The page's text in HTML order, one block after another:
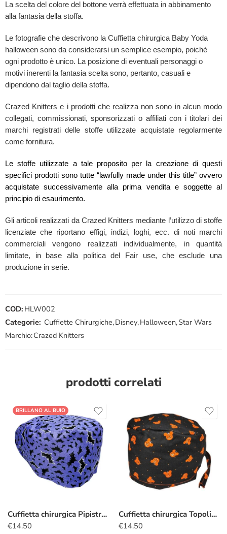
La scelta del colore del bottone verrà effettuata in abbinamento
alla fantasia della stoffa.
Le fotografie che descrivono la Cuffietta chirurgica Baby Yoda
halloween sono da considerarsi un semplice esempio, poiché
ogni prodotto è unico. La posizione di eventuali personaggi o
motivi inerenti la fantasia scelta sono, pertanto, casuali e
dipendono dal taglio della stoffa.
Crazed Knitters e i prodotti che realizza non sono in alcun modo
collegati, commissionati, sponsorizzati o affiliati con i titolari dei
marchi registrati delle stoffe utilizzate acquistate regolarmente
come fornitura.
Le stoffe utilizzate a tale proposito per la creazione di questi
specifici prodotti sono tutte “lawfully made under this title” ovvero
acquistate successivamente alla prima vendita e soggette al
principio di esaurimento.
Gli articoli realizzati da Crazed Knitters mediante l’utilizzo di stoffe
licenziate che riportano effigi, indizi, loghi, ecc. di noti marchi
commerciali vengono realizzati individualmente, in quantità
limitate, in base alla politica del Fair use, che esclude una
produzione in serie.
COD: HLW002
Categorie: Cuffiette Chirurgiche,Disney,Halloween,Star Wars
Marchio:Crazed Knitters
prodotti correlati
BRILLANO AL BUIO
Cuffietta chirurgica Pipistrelli
€14.50
Cuffietta chirurgica Topolino halloween
€14.50